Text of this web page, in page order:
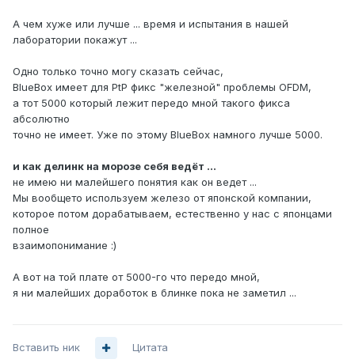
А чем хуже или лучше ... время и испытания в нашей
лаборатории покажут ...
Одно только точно могу сказать сейчас,
BlueBox имеет для PtP фикс "железной" проблемы OFDM,
а тот 5000 который лежит передо мной такого фикса
абсолютно
точно не имеет. Уже по этому BlueBox намного лучше 5000.
и как делинк на морозе себя ведёт ...
не имею ни малейшего понятия как он ведет ...
Мы вообщето используем железо от японской компании,
которое потом дорабатываем, естественно у нас с японцами
полное
взаимопонимание :)
А вот на той плате от 5000-го что передо мной,
я ни малейших доработок в блинке пока не заметил ...
Вставить ник Цитата